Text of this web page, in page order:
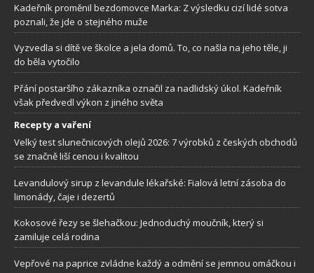
Kadeřník proměnil bezdomovce Marka: Z výsledku cizí lidé sotva
poznali, že jde o stejného muže
Vyzvedla si dítě ve školce a jela domů. To, co našla na jeho těle, ji
do běla vytočilo
Přání postaršího zákazníka označil za nadlidský úkol. Kadeřník
však předvedl výkon z jiného světa
Recepty a vaření
Velký test slunečnicových olejů 2026: 7 výrobků z českých obchodů
se značně liší cenou i kvalitou
Levandulový sirup z levandule lékařské: Fialová letní zásoba do
limonády, čaje i dezertů
Kokosové řezy se šlehačkou: Jednoduchý moučník, který si
zamiluje celá rodina
Vepřové na paprice zvládne každý a odmění se jemnou omáčkou i